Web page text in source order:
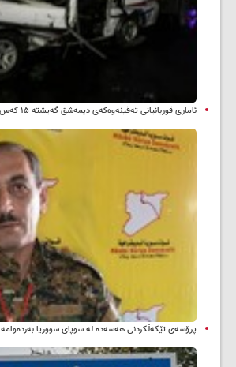
ئاماری قوربانیانی تەقینەوەکەی دیمەشق گەیشتە ۱۵ کەس
پرۆسەی تێکەڵکردنی هەسەدە لە سوپای سووریا بەردەوامە